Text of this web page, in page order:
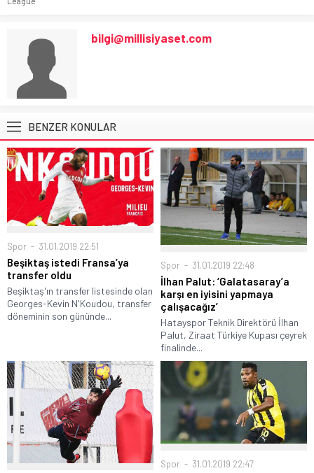
bilgi@millisiyaset.com
BENZER KONULAR
Spor 31.01.2019 22:51
Beşiktaş istedi Fransa’ya
transfer oldu
Beşiktaş'ın transfer listesinde olan
Georges-Kevin N'Koudou, transfer
döneminin son gününde...
Spor 31.01.2019 22:48
İlhan Palut: ‘Galatasaray’a
karşı en iyisini yapmaya
çalışacağız’
Hatayspor Teknik Direktörü İlhan
Palut, Ziraat Türkiye Kupası çeyrek
finalinde...
Spor 31.01.2019 22:47